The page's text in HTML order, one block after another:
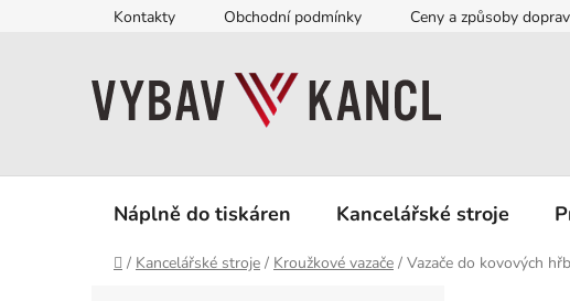
Kontakty Obchodní podmínky Ceny a způsoby
Náplně do tiskáren Kancelářské stroje
Domů
/ Kancelářské stroje / Kroužkové vazače / Vazače do kovových